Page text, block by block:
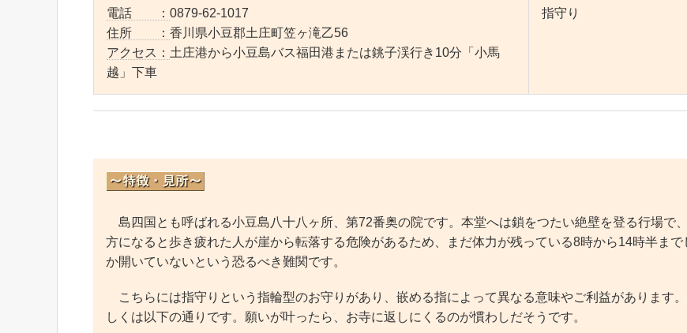
電話 ： 0879-62-1017
住所 ： 香川県小豆郡土庄町笠ヶ滝乙56
アクセス： 土庄港から小豆島バス福田港または銚子渓行き10分「小馬
越」下車
指守り
島四国とも呼ばれる小豆島八十八ヶ所、第72番奥の院です。本堂へは鎖をつたい絶壁を登る行場で
方になると歩き疲れた人が崖から転落する危険があるため、まだ体力が残っている8時から14時半まで
か開いていないという恐るべき難関です。
こちらには指守りという指輪型のお守りがあり、嵌める指によって異なる意味やご利益があります
しくは以下の通りです。願いが叶ったら、お寺に返しにくるのが慣わしだそうです。